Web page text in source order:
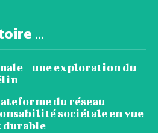
...
– une exploration du
du réseau
sociétale en vue
durable